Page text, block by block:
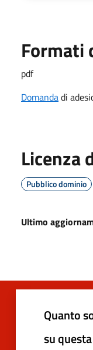
Formati
pdf
Domandadi
Licenza
Pubblico dominio
Ultimo
Quanto
su